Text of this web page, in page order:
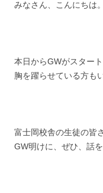
みなさん、こんにちは
本日からGWがスター
胸を躍らせている方も
富士岡校舎の生徒の皆
GW明けに、ぜひ、話